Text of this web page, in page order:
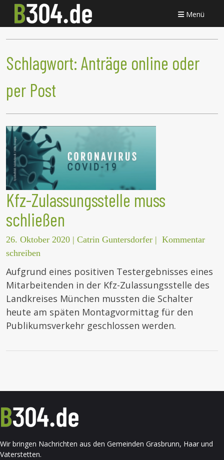
Menü
Schlagwort: Anträge online oder
per Post
Kfz-Zulassungsstelle muss
schließen
26. Oktober 2020 | Catrin Guntersdorfer | Kommentar
schreiben
Aufgrund eines positiven Testergebnisses eines
Mitarbeitenden in der Kfz-Zulassungsstelle des
Landkreises München mussten die Schalter
heute am späten Montagvormittag für den
Publikumsverkehr geschlossen werden.
Wir bringen Nachrichten aus den Gemeinden Grasbrunn, Haar und
Vaterstetten.